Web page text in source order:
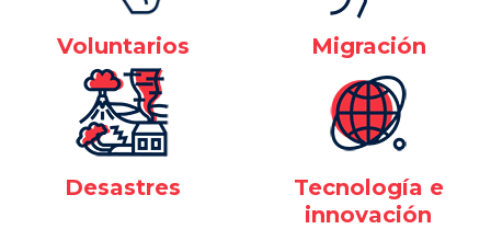
Voluntarios Migración
Desastres
Tecnología e
innovación